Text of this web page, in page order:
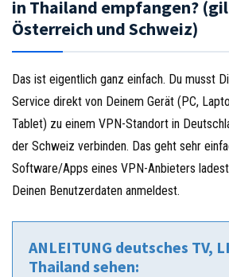
in Thailand empfangen?
Österreich und Schweiz)
Das ist eigentlich ganz einfach. Du musst
Service direkt von Deinem Gerät (PC,
Tablet) zu einem VPN-Standort in
der Schweiz verbinden. Das geht sehr
Software/Apps eines VPN-Anbieters
Deinen Benutzerdaten anmeldest.
ANLEITUNG deutsches TV,
Thailand sehen: